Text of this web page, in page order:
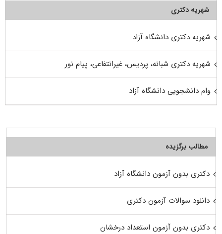
شهریه دکتری
شهریه دکتری دانشگاه آزاد
شهریه دکتری شبانه، پردیس، غیرانتفاعی، پیام نور
وام دانشجویی دانشگاه آزاد
مطالب برگزیده
دکتری بدون آزمون دانشگاه آزاد
دانلود سوالات آزمون دکتری
دکتری بدون آزمون استعداد درخشان